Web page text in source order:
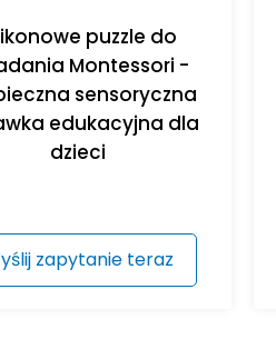
puzzle do
Montessori -
sensoryczna
edukacyjna dla
dzieci
zapytanie teraz